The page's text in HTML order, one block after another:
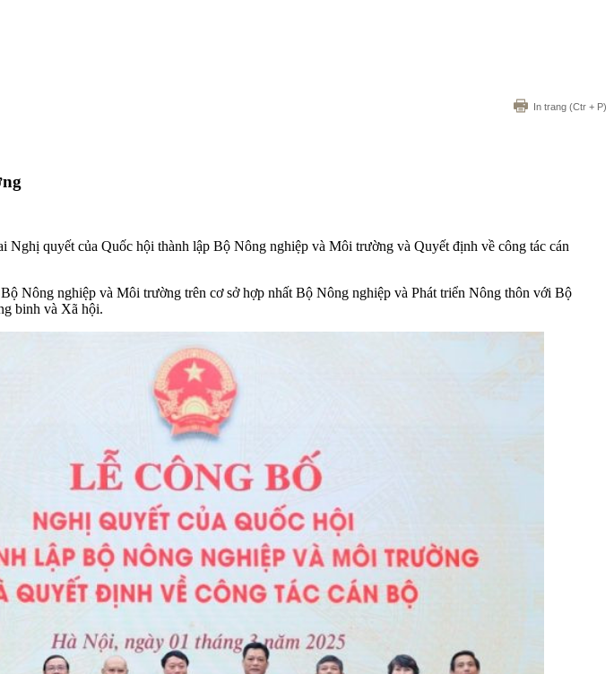
In trang (Ctr + P)
quyết của Quốc hội thành lập Bộ Nông nghiệp và Môi trường và Quyết định về công tác cán
Nông nghiệp và Môi trường trên cơ sở hợp nhất Bộ Nông nghiệp và Phát triển Nông thôn với Bộ
binh và Xã hội.